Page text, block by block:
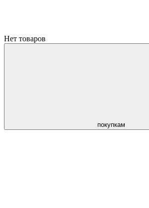
Нет товаров
покупкам